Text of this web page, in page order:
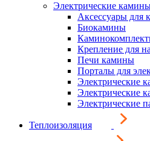
Электрические
Аксессуары для
Биокамины
Крепление для
Печи камины
Порталы для
Электрические
Электрические
Электрические
Теплоизоляция